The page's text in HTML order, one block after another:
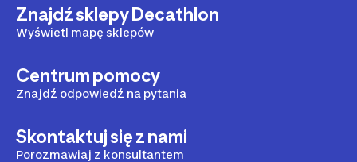
Znajdź sklepy Decathlon
Wyświetl mapę sklepów
Centrum pomocy
Znajdź odpowiedź na pytania
Skontaktuj się z nami
Porozmawiaj z konsultantem